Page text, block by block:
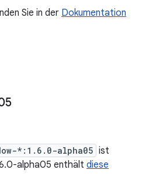
Sie in der Dokumentation
*:1.6.0-alpha05 ist
alpha05 enthält diese